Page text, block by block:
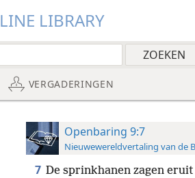
LIBRARY
VERGADERINGEN
Openbaring 9:7
Nieuwewereldvertaling van de
7 De sprinkhanen zagen